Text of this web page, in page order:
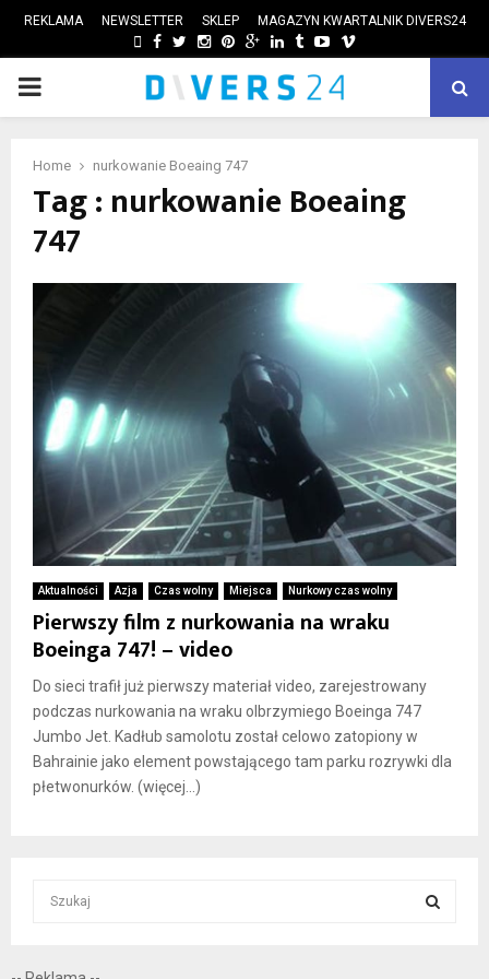
REKLAMA NEWSLETTER SKLEP MAGAZYN KWARTALNIK DIVERS24
FACEBOOK
TWITTER
INSTAGRAM
PINTEREST
GOOGLE
LINKEDIN
TUMBLRYOUTUBE
VIMEO
PRIMARY
Home nurkowanie Boeaing 747
Tag : nurkowanie Boeaing
747
Aktualności Azja Czas wolny Miejsca Nurkowy czas wolny
Pierwszy film z nurkowania na wraku
Boeinga 747! – video
Do sieci trafił już pierwszy materiał video, zarejestrowany
podczas nurkowania na wraku olbrzymiego Boeinga 747
Jumbo Jet. Kadłub samolotu został celowo zatopiony w
Bahrainie jako element powstającego tam parku rozrywki dla
płetwonurków. (więcej…)